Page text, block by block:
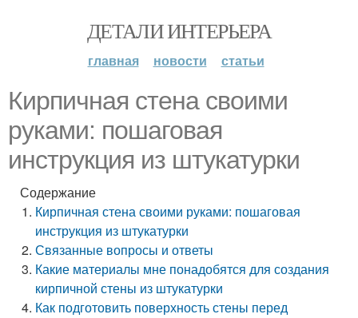
ДЕТАЛИ ИНТЕРЬЕРА
главная новости статьи
Кирпичная стена своими
руками: пошаговая
инструкция из штукатурки
Содержание
Кирпичная стена своими руками: пошаговая
инструкция из штукатурки
Связанные вопросы и ответы
Какие материалы мне понадобятся для создания
кирпичной стены из штукатурки
Как подготовить поверхность стены перед